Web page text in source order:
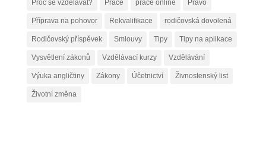
Proč se vzdělávat? Práce práce online Právo
Příprava na pohovor Rekvalifikace rodičovská dovolená
Rodičovský příspěvek Smlouvy Tipy Tipy na aplikace
Vysvětlení zákonů Vzdělávací kurzy Vzdělávání
Výuka angličtiny Zákony Účetnictví Živnostenský list
Životní změna